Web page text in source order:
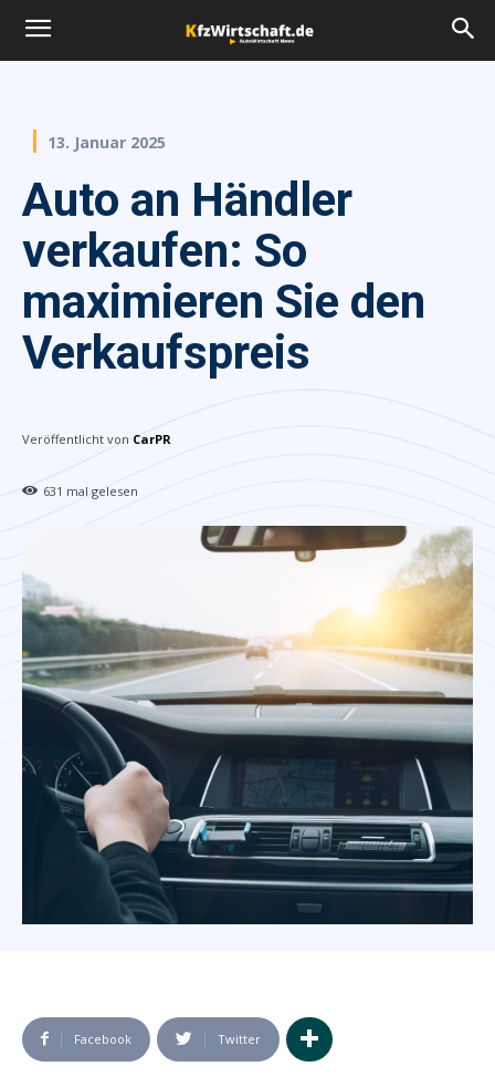
13. Januar 2025
Auto an Händler
verkaufen: So
maximieren Sie den
Verkaufspreis
Veröffentlicht von CarPR
631 mal gelesen
Facebook Twitter